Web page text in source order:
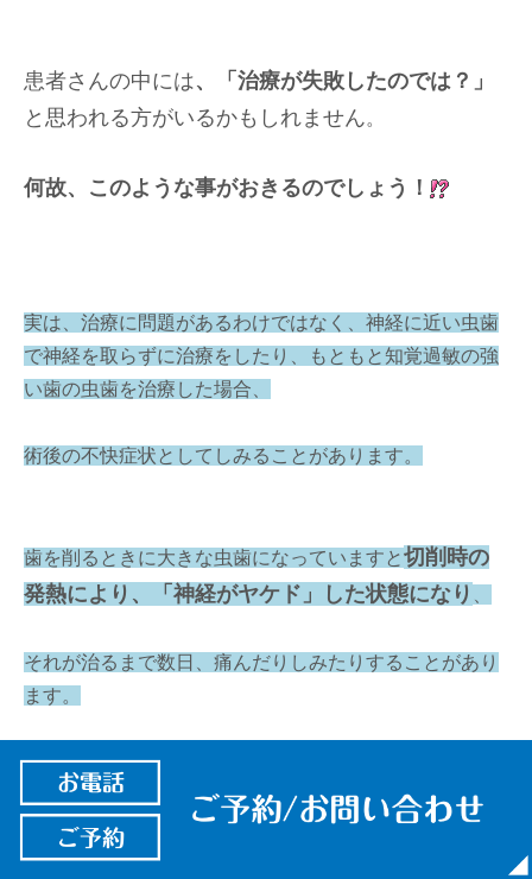
患者さんの中には、「治療が失敗したのでは？」
と思われる方がいるかもしれません。
何故、このような事がおきるのでしょう！
実は、治療に問題があるわけではなく、神経に近い虫歯
で神経を取らずに治療をしたり、もともと知覚過敏の強
い歯の虫歯を治療した場合、
術後の不快症状としてしみることがあります。
歯を削るときに大きな虫歯になっていますと切削時の
発熱により、「神経がヤケド」した状態になり
それが治るまで数日、痛んだりしみたりすることがあり
ます。
ただし、持続的な耐え難い痛みが続くと神経を取り除く
ことになります。